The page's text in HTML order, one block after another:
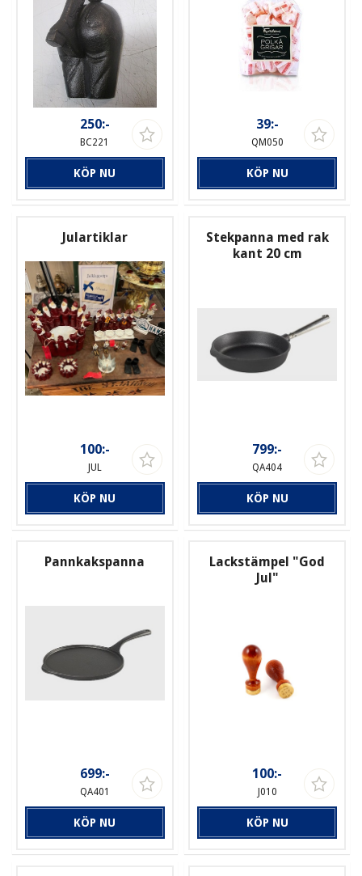
250:-
BC221
KÖP NU
39:-
QM050
KÖP NU
Julartiklar
100:-
JUL
KÖP NU
Stekpanna med rak
kant 20 cm
799:-
QA404
KÖP NU
Pannkakspanna
699:-
QA401
KÖP NU
Lackstämpel "God
Jul"
100:-
J010
KÖP NU